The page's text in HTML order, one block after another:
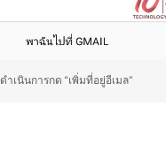
ดำเนินการกด “เพิ่มที่อยู่อีเมล”